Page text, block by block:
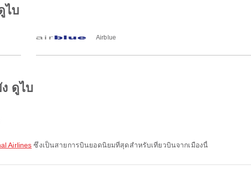
ไบ
Airblue
ดูไบ
Airlines ซึ่งเป็นสายการบินยอดนิยมที่สุดสำหรับเที่ยวบินจากเมืองนี้